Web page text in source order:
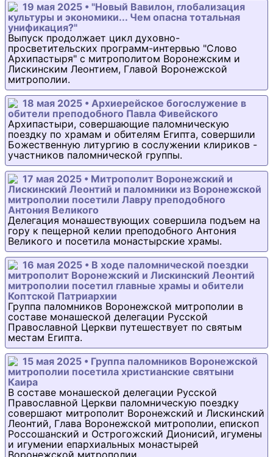
19 мая 2025 • "Новый Вавилон, глобализация
культуры и экономики... Чем опасна тотальная
унификация?"
Выпуск продолжает цикл духовно-
просветительских программ-интервью "Слово
Архипастыря" с митрополитом Воронежским и
Лискинским Леонтием, Главой Воронежской
митрополии.
18 мая 2025 • Архиерейское богослужение в
обители преподобного Павла Фивейского
Архипастыри, совершающие паломническую
поездку по храмам и обителям Египта, совершили
Божественную литургию в сослужении клириков -
участников паломнической группы.
17 мая 2025 • Митрополит Воронежский и
Лискинский Леонтий и паломники из Воронежской
митрополии посетили Лавру преподобного
Антония Великого
Делегация монашествующих совершила подъем на
гору к пещерной келии преподобного Антония
Великого и посетила монастырские храмы.
16 мая 2025 • В ходе паломнической поездки
митрополит Воронежский и Лискинский Леонтий
митрополии посетил главные храмы и обители
Коптской Патриархии
Группа паломников Воронежской митрополии в
составе монашеской делегации Русской
Православной Церкви путешествует по святым
местам Египта.
15 мая 2025 • Группа паломников Воронежской
митрополии посетила христианские святыни
Каира
В составе монашеской делегации Русской
Православной Церкви паломническую поездку
совершают митрополит Воронежский и Лискинский
Леонтий, Глава Воронежской митрополии, епископ
Россошанский и Острогожский Дионисий, игумены
и игумении епархиальных монастырей
Воронежской митрополии.